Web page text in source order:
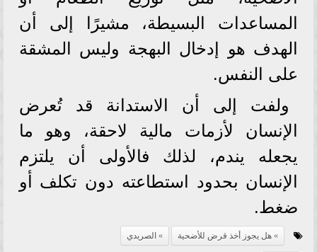
المساعدات البسيطة، مشيرًا إلى أن
الهدف هو إدخال البهجة وليس المشقة
على النفس.
ولفت إلى أن الاستدانة قد تُعرض
الإنسان لأزمات مالية لاحقة، وهو ما
يجعله يندم، لذلك فالأولى أن يلتزم
الإنسان بحدود استطاعته دون تكلف أو
ضغط.
هل يجوز أخذ قرض للأضحية الصريدي